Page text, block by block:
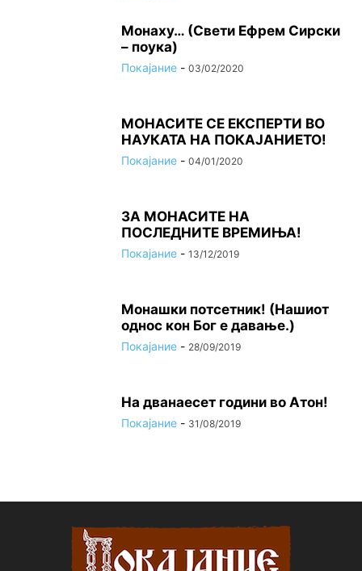
Монаху… (Свети Ефрем Сирски
– поука)
Покајание - 03/02/2020
МОНАСИТЕ СЕ ЕКСПЕРТИ ВО
НАУКАТА НА ПОКАЈАНИЕТО!
Покајание - 04/01/2020
ЗА МОНАСИТЕ НА
ПОСЛЕДНИТЕ ВРЕМИЊА!
Покајание - 13/12/2019
Монашки потсетник! (Нашиот
однос кон Бог е давање.)
Покајание - 28/09/2019
На дванаесет години во Атон!
Покајание - 31/08/2019